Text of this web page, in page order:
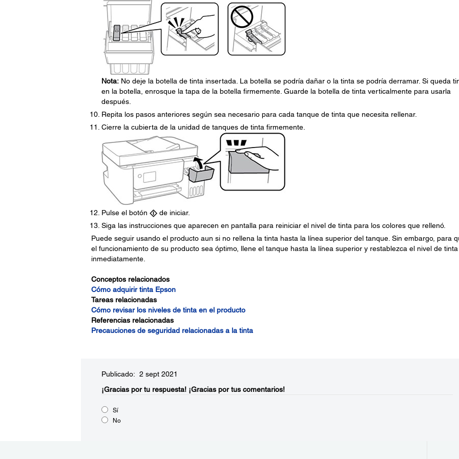
Nota:No deje la botella de tinta insertada. La botella se podría dañar o la tinta se podría derramar. Si queda
en la botella, enrosque la tapa de la botella firmemente. Guarde la botella de tinta verticalmente para usarla
después.
Repita los pasos anteriores según sea necesario para cada tanque de tinta que necesita rellenar.
Cierre la cubierta de la unidad de tanques de tinta firmemente.
Pulse el botón
de iniciar.
Siga las instrucciones que aparecen en pantalla para reiniciar el nivel de tinta para los colores que rellenó.
Puede seguir usando el producto aun si no rellena la tinta hasta la línea superior del tanque. Sin embargo, para
el funcionamiento de su producto sea óptimo, llene el tanque hasta la línea superior y restablezca el nivel de tinta
inmediatamente.
Conceptos relacionados
Cómo adquirir tinta Epson
Tareas relacionadas
Cómo revisar los niveles de tinta en el producto
Referencias relacionadas
Precauciones de seguridad relacionadas a la tinta
Publicado: 2 sept 2021
¡Gracias por tu respuesta! ¡Gracias por tus comentarios!
Sí
No